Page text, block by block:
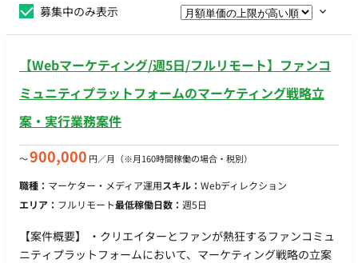
募集中のみ表示
【Webマーケティング/週5日/フルリモート】ファンコ
ミュニティプラットフォームのマーケティング戦略立
案・実行業務案件
〜900,000 円／月 （※月160時間稼働の場合・税別）
職種： マーケター・メディア運用スキル： Webディレクション
エリア： フルリモート最低稼働日数： 週5日
【案件概要】 ・クリエイターとファンが熱狂するファンコミュ
ニティプラットフォームにおいて、マーケティング戦略の立案